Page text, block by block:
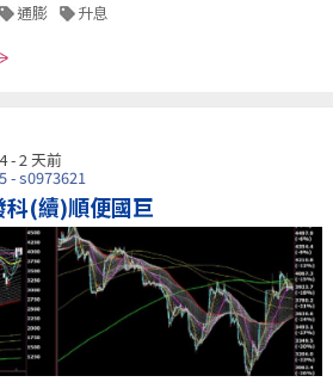
通膨 升息
- 2 天前
- s0973621
(續)順便國巨